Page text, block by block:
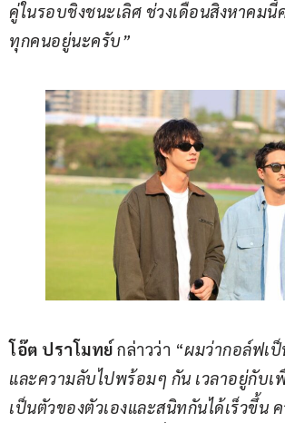
คู่ในรอบชิงชนะเลิศ ช่วงเดือนสิงหาคม
ทุกคนอยู่นะครับ”
โอ๊ต ปราโมทย์ กล่าวว่า “ผมว่ากอล์ฟเ
และความลับไปพร้อมๆ กัน เวลาอยู่กับเ
เป็นตัวของตัวเองและสนิทกันได้เร็วขึ้น